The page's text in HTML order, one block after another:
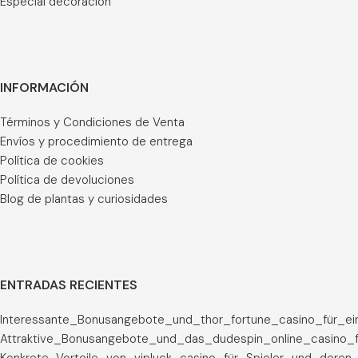
INFORMACIÓN
Términos y Condiciones de Venta
Envíos y procedimiento de entrega
Política de cookies
Política de devoluciones
Blog de plantas y curiosidades
ENTRADAS RECIENTES